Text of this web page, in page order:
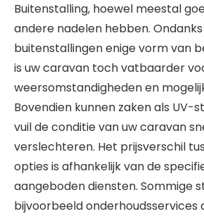
Buitenstalling, hoewel meestal
andere nadelen hebben.
buitenstallingen enige vorm van
is uw caravan toch vatbaarder
weersomstandigheden en
Bovendien kunnen zaken als UV-
vuil de conditie van uw caravan
verslechteren. Het prijsverschil
opties is afhankelijk van de
aangeboden diensten. Sommige
bijvoorbeeld onderhoudsservices